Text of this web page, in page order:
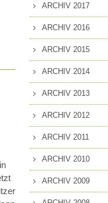
ARCHIV 2017
ARCHIV 2016
ARCHIV 2015
ARCHIV 2014
ARCHIV 2013
ARCHIV 2012
ARCHIV 2011
ARCHIV 2010
ARCHIV 2009